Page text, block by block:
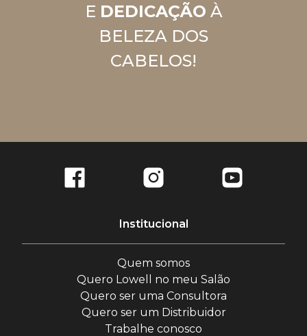
E DEDICAÇÃO À
BELEZA DOS
CABELOS!
Institucional
Quem somos
Quero Lowell no meu Salão
Quero ser uma Consultora
Quero ser um Distribuidor
Trabalhe conosco